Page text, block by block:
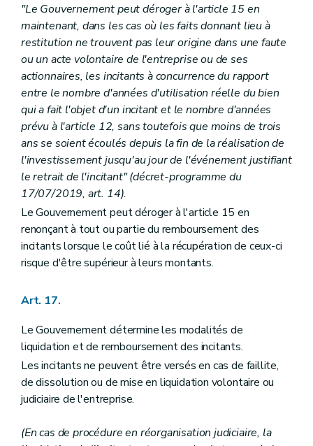
"Le Gouvernement peut déroger à l'article 15 en
maintenant, dans les cas où les faits donnant lieu à
restitution ne trouvent pas leur origine dans une faute
ou un acte volontaire de l'entreprise ou de ses
actionnaires, les incitants à concurrence du rapport
entre le nombre d'années d'utilisation réelle du bien
qui a fait l'objet d'un incitant et le nombre d'années
prévu à l'article 12, sans toutefois que moins de trois
ans se soient écoulés depuis la fin de la réalisation de
l'investissement jusqu'au jour de l'événement justifiant
le retrait de l'incitant" (décret-programme du
17/07/2019, art. 14).
Le Gouvernement peut déroger à l'article 15 en
renonçant à tout ou partie du remboursement des
incitants lorsque le coût lié à la récupération de ceux-ci
risque d'être supérieur à leurs montants.
Art. 17.
Le Gouvernement détermine les modalités de
liquidation et de remboursement des incitants.
Les incitants ne peuvent être versés en cas de faillite,
de dissolution ou de mise en liquidation volontaire ou
judiciaire de l'entreprise.
(En cas de procédure en réorganisation judiciaire, la